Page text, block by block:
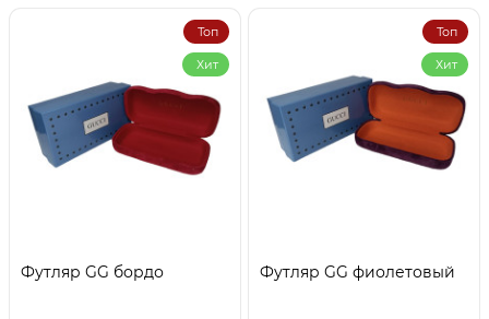
Топ
Хит
Футляр GG бордо
Топ
Хит
Футляр GG фиолетовый